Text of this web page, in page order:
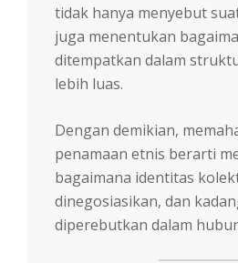
tidak hanya menyebut
juga menentukan
ditempatkan dalam
lebih luas.
Dengan demikian,
penamaan etnis berarti
bagaimana identitas
dinegosiasikan, dan
diperebutkan dalam